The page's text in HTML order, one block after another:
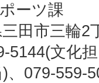
ーツ課
田市三輪2
5144(文化
、079-559-